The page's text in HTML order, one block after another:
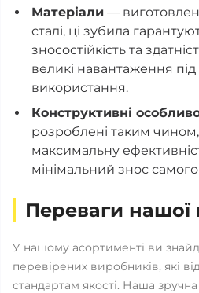
Матеріали —
сталі, ці зубила
зносостійкість та
великі навантаження
використання.
Конструктивні
розроблені таким
максимальну
мінімальний знос
Переваги нашої
У нашому асортименті ви
перевірених виробників, які
стандартам якості. Наша